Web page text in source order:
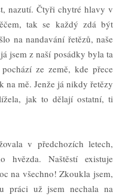
nazutí. Čtyři chytré hlavy v
ěčem, tak se každý zdá být
šlo na nandavání řetězů, naše
jsem z naší posádky byla ta
ze země, kde přece
na mě. Jenže já nikdy řetězy
žela, jak to dělají ostatní, ti
ovala v předchozích letech,
hvězda. Naštěstí existuje
na všechno! Zkoukla jsem,
práci užjsem nechala na